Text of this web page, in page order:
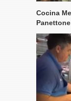
Cocina
Panettone